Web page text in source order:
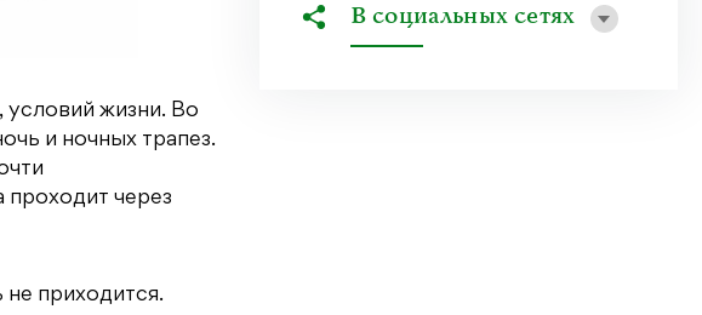
условий жизни. Во
и ночных трапез.
проходит через
не приходится.
В социальных сетях